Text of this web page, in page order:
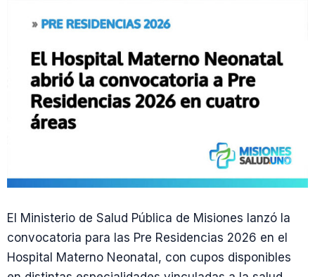
El Ministerio de Salud Pública de Misiones lanzó la
convocatoria para las Pre Residencias 2026 en el
Hospital Materno Neonatal, con cupos disponibles